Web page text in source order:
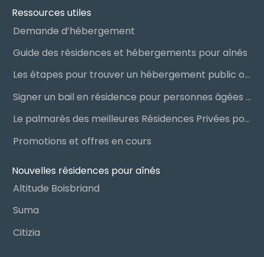
Ressources utiles
Demande d’hébergement
Guide des résidences et hébergements pour aînés
Les étapes pour trouver un hébergement public ou privé
Signer un bail en résidence pour personnes âgées (RPA) : ce qu’il faut savoir
Le palmarès des meilleures Résidences Privées pour Aînés (RPA)
Promotions et offres en cours
Nouvelles résidences pour aînés
Altitude Boisbriand
Suma
Citizia